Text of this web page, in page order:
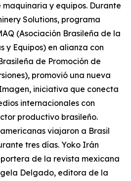
y equipos. Durante
Solutions, programa
(Asociación Brasileña de la
y Equipos) en alianza con
de Promoción de
promovió una nueva
iniciativa que conecta
internacionales con
productivo brasileño.
viajaron a Brasil
tres días. Yoko Irán
de la revista mexicana
Delgado, editora de la